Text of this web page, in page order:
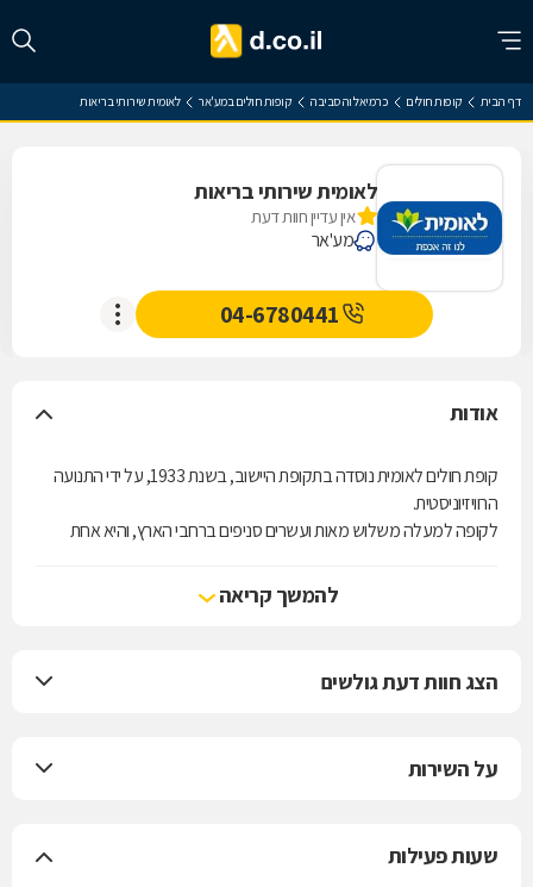
דף הבית קופות חולים כרמיאל והסביבה קופות חולים במע'אר לאומית שירותי בריאות
לאומית שירותי בריאות
אין עדיין חוות דעת
מע'אר
04-6780441
אודות
קופת חולים לאומית נוסדה בתקופת היישוב, בשנת 1933, על ידי התנועה
הרוויזיוניסטית.
לקופה למעלה משלוש מאות ועשרים סניפים ברחבי הארץ, והיא אחת
להמשך קריאה
הצג חוות דעת גולשים
על השירות
שעות פעילות